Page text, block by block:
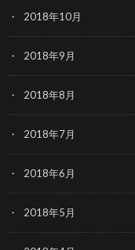
2018年10月
2018年9月
2018年8月
2018年7月
2018年6月
2018年5月